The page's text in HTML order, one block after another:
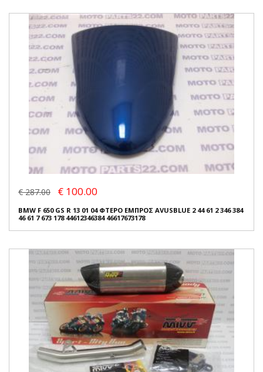
€ 287.00 € 100.00
BMW F 650 GS R 13 01 04 ΦΤΕΡΟ ΕΜΠΡΟΣ AVUSBLUE 2 44 61 2 346 384
46 61 7 673 178 44612346384 46617673178